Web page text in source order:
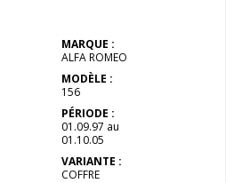
MARQUE :
ALFA ROMEO
MODÈLE :
156
PÉRIODE :
01.09.97 au
01.10.05
VARIANTE :
COFFRE